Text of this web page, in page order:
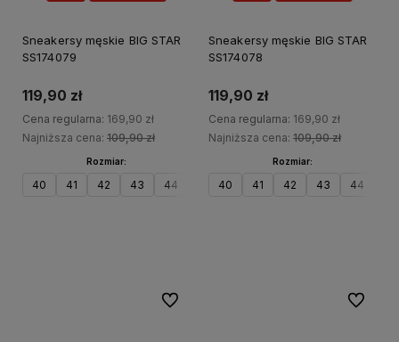
Sneakersy męskie BIG STAR
SS174079
119,90 zł
Cena regularna: 169,90 zł
Najniższa cena: 109,90 zł
Rozmiar:
40 41 42 43 44 46
Sneakersy męskie BIG STAR
SS174078
119,90 zł
Cena regularna: 169,90 zł
Najniższa cena: 109,90 zł
Rozmiar:
40 41 42 43 44
Do ulubionych Do